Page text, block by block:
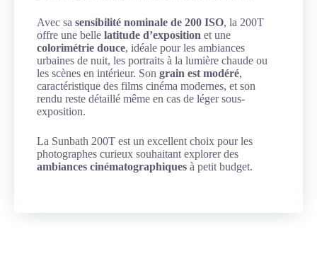
Avec sa sensibilité nominale de 200 ISO, la 200T
offre une belle latitude d’exposition et une
colorimétrie douce, idéale pour les ambiances
urbaines de nuit, les portraits à la lumière chaude ou
les scènes en intérieur. Son grain est modéré,
caractéristique des films cinéma modernes, et son
rendu reste détaillé même en cas de léger sous-
exposition.
La Sunbath 200T est un excellent choix pour les
photographes curieux souhaitant explorer des
ambiances cinématographiques à petit budget.